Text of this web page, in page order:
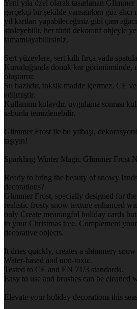
Yeni yıla özel olarak tasarlanan
gerçekçi bir şekilde yansıtırken göz alıcı
yıl kartları yapabileceğiniz gibi çam
süsleyebilir, her türlü dekoratif objeyle
tamamlayabilirsiniz.
Sert yüzeylere, sert kıllı fırça yada
Kuruduğunda donuk kar görünümünde,
oluşturur.
Su bazlıdır, toksik madde içermez. CE
edilmiştir.
Kullanımı kolaydır, uygulama sonrası
sabunla temizlenebilir.
Glimmer Frost ile bu yılbaşı,
taşıyın!
Sparkling Winter Magic Glimmer Frost
Ready to bring the beauty of snowy
decorations?
Glimmer Frost, specially designed for
realistic frosty snow texture enhanced
only Create meaningful holiday cards
to your Christmas tree. Complement
decorative objects.
It dries quickly, creates a shimmery
Water-based and non-toxic.
Tested to CE and EN 71/3 standards.
Easy to use and brushes can be cleaned
Elevate your holiday decorations this